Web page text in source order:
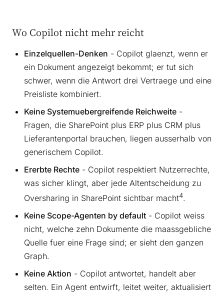
Wo Copilot nicht mehr reicht
Einzelquellen-Denken - Copilot glaenzt, wenn er
ein Dokument angezeigt bekommt; er tut sich
schwer, wenn die Antwort drei Vertraege und eine
Preisliste kombiniert.
Keine Systemuebergreifende Reichweite -
Fragen, die SharePoint plus ERP plus CRM plus
Lieferantenportal brauchen, liegen ausserhalb von
generischem Copilot.
Ererbte Rechte - Copilot respektiert Nutzerrechte,
was sicher klingt, aber jede Altentscheidung zu
Oversharing in SharePoint sichtbar macht4.
Keine Scope-Agenten by default - Copilot weiss
nicht, welche zehn Dokumente die maassgebliche
Quelle fuer eine Frage sind; er sieht den ganzen
Graph.
Keine Aktion - Copilot antwortet, handelt aber
selten. Ein Agent entwirft, leitet weiter, aktualisiert